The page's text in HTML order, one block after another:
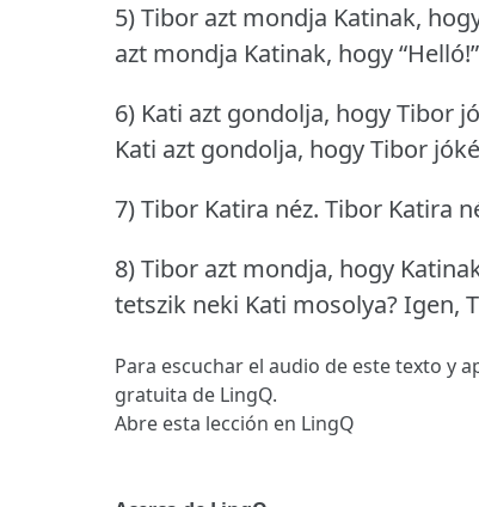
5) Tibor azt mondja Katinak,
azt mondja Katinak, hogy
6) Kati azt gondolja, hogy Tibor
Kati azt gondolja, hogy Tibor
7) Tibor Katira néz. Tibor Katira
8) Tibor azt mondja, hogy
tetszik neki Kati mosolya?Igen,
Para escuchar el audio de este texto y
gratuita de LingQ.
Abre esta lección en LingQ